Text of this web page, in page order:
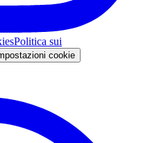
Politica sui
cookie